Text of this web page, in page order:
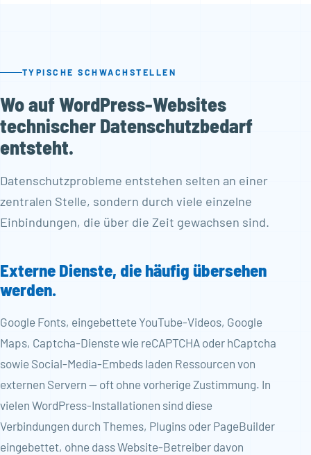
TYPISCHE SCHWACHSTELLEN
Wo auf WordPress-Websites
technischer Datenschutzbedarf
entsteht.
Datenschutzprobleme entstehen selten an einer
zentralen Stelle, sondern durch viele einzelne
Einbindungen, die über die Zeit gewachsen sind.
Externe Dienste, die häufig übersehen
werden.
Google Fonts, eingebettete YouTube-Videos, Google
Maps, Captcha-Dienste wie reCAPTCHA oder hCaptcha
sowie Social-Media-Embeds laden Ressourcen von
externen Servern — oft ohne vorherige Zustimmung. In
vielen WordPress-Installationen sind diese
Verbindungen durch Themes, Plugins oder PageBuilder
eingebettet, ohne dass Website-Betreiber davon